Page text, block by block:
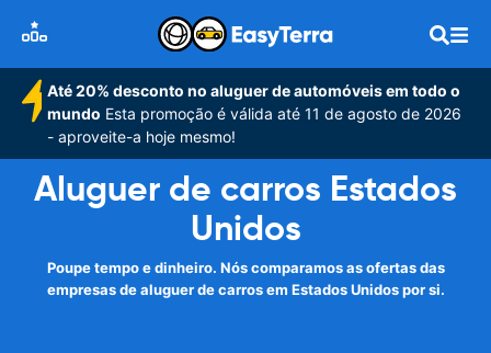
Até 20% desconto no aluguer de automóveis em todo o
mundo Esta promoção é válida até 11 de agosto de 2026
- aproveite-a hoje mesmo!
Aluguer de carros Estados
Unidos
Poupe tempo e dinheiro. Nós comparamos as ofertas das
empresas de aluguer de carros em Estados Unidos por si.